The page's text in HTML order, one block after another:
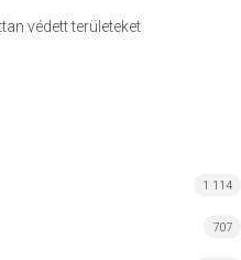
védett területeket
1 114
707